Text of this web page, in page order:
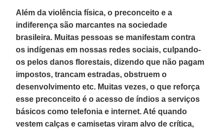
Além da violência física, o preconceito e a
indiferença são marcantes na sociedade
brasileira. Muitas pessoas se manifestam contra
os indígenas em nossas redes sociais, culpando-
os pelos danos florestais, dizendo que não pagam
impostos, trancam estradas, obstruem o
desenvolvimento etc. Muitas vezes, o que reforça
esse preconceito é o acesso de índios a serviços
básicos como telefonia e internet. Até quando
vestem calças e camisetas viram alvo de crítica,